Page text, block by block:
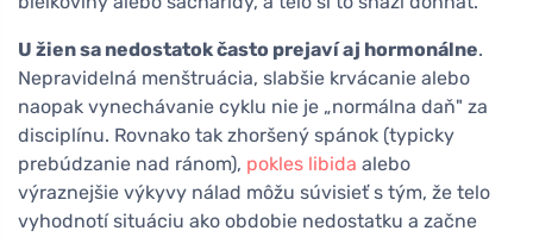
U žien sa nedostatok často prejaví aj hormonálne.
Nepravidelná menštruácia, slabšie krvácanie alebo
naopak vynechávanie cyklu nie je „normálna daň" za
disciplínu. Rovnako tak zhoršený spánok (typicky
prebúdzanie nad ránom), pokles libida alebo
výraznejšie výkyvy nálad môžu súvisieť s tým, že telo
vyhodnotí situáciu ako obdobie nedostatku a začne